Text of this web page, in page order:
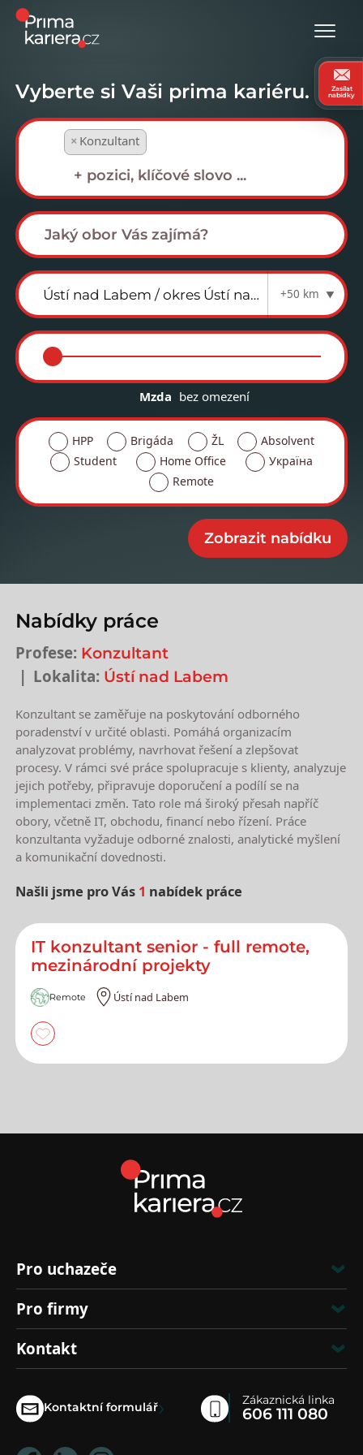
Vyberte si Vaši prima kariéru.
× Konzultant
+50 km
Mzda bez omezení
HPP Brigáda ŽL
Absolvent
Student
Home Office
Україна
Remote
Nabídky práce
Profese: Konzultant
Lokalita: Ústí nad Labem
Konzultant se zaměřuje na poskytování odborného
poradenství v určité oblasti. Pomáhá organizacím
analyzovat problémy, navrhovat řešení a zlepšovat
procesy. V rámci své práce spolupracuje s klienty, analyzuje
jejich potřeby, připravuje doporučení a podílí se na
implementaci změn. Tato role má široký přesah napříč
obory, včetně IT, obchodu, financí nebo řízení. Práce
konzultanta vyžaduje odborné znalosti, analytické myšlení
a komunikační dovednosti.
Našli jsme pro Vás 1 nabídek práce
Nejnovější nabídky práce
IT konzultant senior - full remote,
mezinárodní projekty
Remote Ústí nad Labem
Zasílat
nabídky
Pro uchazeče
Pro firmy
Kontakt
Kontaktní formulář› Zákaznická linka
606 111 080